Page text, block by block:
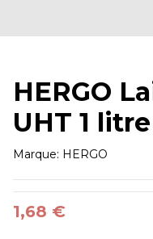
HERGO
UHT 1 litre
Marque: HERGO
1,68 €